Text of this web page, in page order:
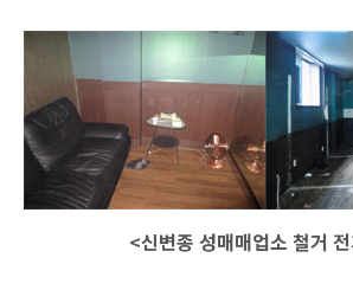
<신변종 성매매업소 철거